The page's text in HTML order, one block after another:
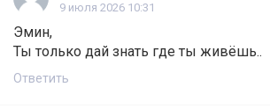
9 июля 2026 10:31
Эмин,
Ты только дай знать где ты живёшь..
Ответить